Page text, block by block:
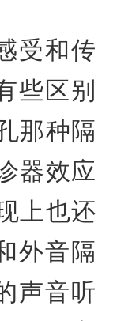
受和传
些区别
那种隔
器效应
上也还
外音隔
声音听